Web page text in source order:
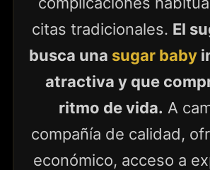
citas tradicionales. El
busca una sugar baby
atractiva y que
ritmo de vida. A
compañía de calidad,
económico, acceso a